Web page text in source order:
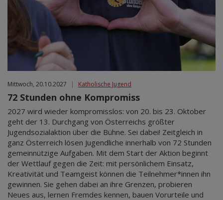
Mittwoch, 20.10.2027 | Katholische Jugend
72 Stunden ohne Kompromiss
2027 wird wieder kompromisslos: von 20. bis 23. Oktober
geht der 13. Durchgang von Österreichs größter
Jugendsozialaktion über die Bühne. Sei dabei! Zeitgleich in
ganz Österreich lösen Jugendliche innerhalb von 72 Stunden
gemeinnützige Aufgaben. Mit dem Start der Aktion beginnt
der Wettlauf gegen die Zeit: mit persönlichem Einsatz,
Kreativität und Teamgeist können die Teilnehmer*innen ihn
gewinnen. Sie gehen dabei an ihre Grenzen, probieren
Neues aus, lernen Fremdes kennen, bauen Vorurteile und